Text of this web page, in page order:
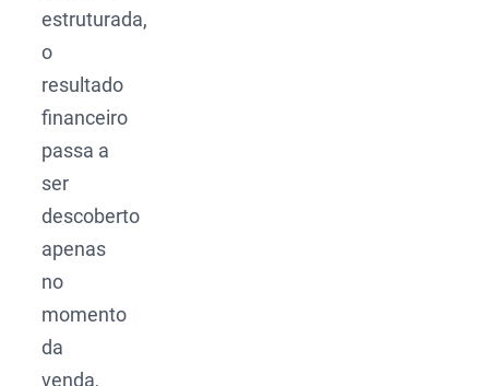
estruturada,
o
resultado
financeiro
passa a
ser
descoberto
apenas
no
momento
da
venda,